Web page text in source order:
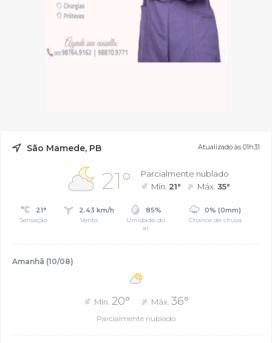
São Mamede, PB Atualizado às 01h31
21°
Parcialmente nublado
Mín. 21° Máx.35°
21°
Sensação
2.43 km/h
Vento
85%
Umidade do
ar
0% (0mm)
Chance de chuva
Amanhã (10/08)
Mín. 20° Máx. 36°
Parcialmente nublado